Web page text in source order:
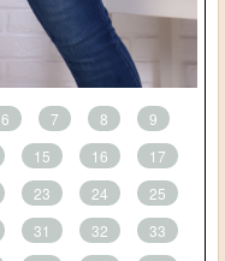
6 7 8
9
15 16
17
23 24
25
31 32
33